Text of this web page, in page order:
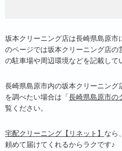
坂本クリーニング店は長崎県島原市
のページでは坂本クリーニング店の
の駐車場や周辺環境などを記載して
長崎県島原市内の坂本クリーニン
を調べたい場合は「長崎県島原市の
覧ください。
宅配クリーニング【リネット】 なら
頼めて届けてくれるからラクです♪